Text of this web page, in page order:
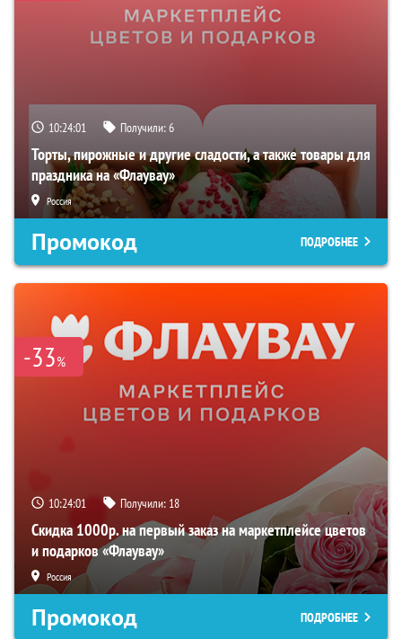
10:24:00 Получили:6
Торты, пирожные и другие сладости, а также товары для
праздника на «Флаувау»
Россия
Промокод ПОДРОБНЕЕ
-33%
10:24:00 Получили: 18
Скидка 1000р. на первый заказ на маркетплейсе цветов
и подарков «Флаувау»
Россия
Промокод ПОДРОБНЕЕ